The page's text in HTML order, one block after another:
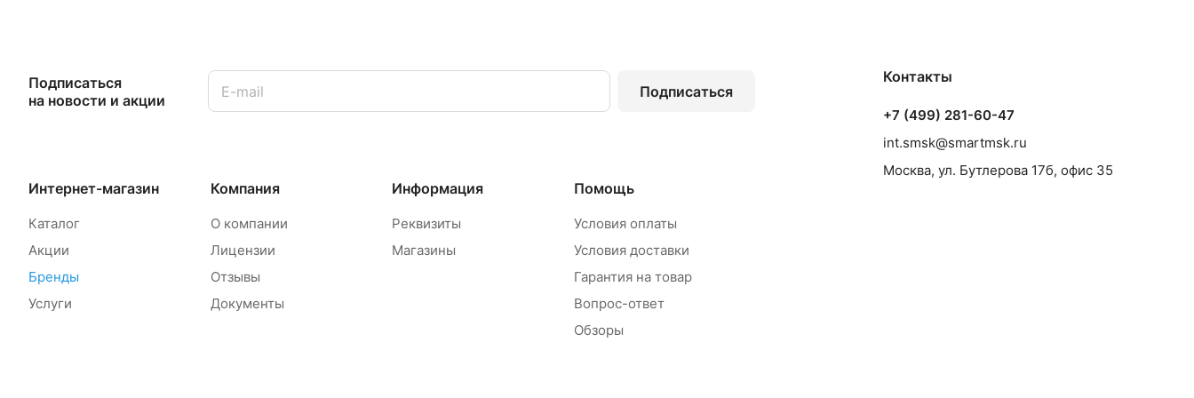
Подписаться
на новости и акции
Подписаться
Интернет-магазин
Каталог
Акции
Бренды
Услуги
Компания
О компании
Лицензии
Отзывы
Документы
Информация
Реквизиты
Магазины
Помощь
Условия оплаты
Условия доставки
Гарантия на товар
Вопрос-ответ
Обзоры
Контакты
+7 (499) 281-60-47
int.smsk@smartmsk.ru
Москва, ул. Бутлерова 17б, офис 35